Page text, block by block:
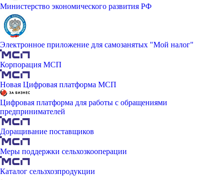
Министерство экономического развития РФ
Электронное приложение для самозанятых "Мой налог"
Корпорация МСП
Новая Цифровая платформа МСП
Цифровая платформа для работы с обращениями
предпринимателей
Доращивание поставщиков
Меры поддержки сельхозкооперации
Каталог сельзхозпродукции